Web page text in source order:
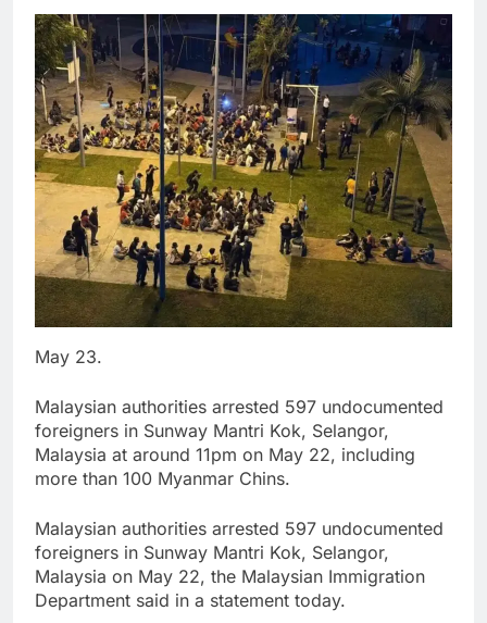
May 23.
Malaysian authorities arrested 597 undocumented
foreigners in Sunway Mantri Kok, Selangor,
Malaysia at around 11pm on May 22, including
more than 100 Myanmar Chins.
Malaysian authorities arrested 597 undocumented
foreigners in Sunway Mantri Kok, Selangor,
Malaysia on May 22, the Malaysian Immigration
Department said in a statement today.